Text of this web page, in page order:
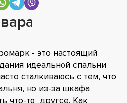
- это настоящий
идеальной спальни
сталкиваюсь с тем, что
но из-за шкафа
что-то другое. Как